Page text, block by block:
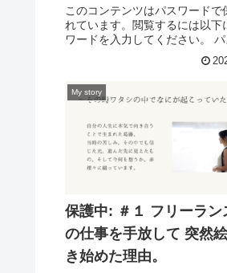
このコンテンツはパスワードで
れています。閲覧するには以下
ワードを入力してください。 パ
My story
保護中: ＃１ フリーラン
の仕事を手放して 突然
き始めた理由。